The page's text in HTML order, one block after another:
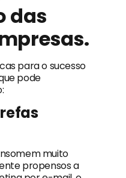
das
para o sucesso
pode
muito
propensos a